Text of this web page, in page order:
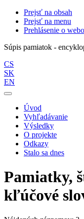
Prejsť na obsah
Prejsť na menu
Prehlásenie o
Súpis pamiatok -
CS
SK
EN
Úvod
Vyhľadávanie
Výsledky
O projekte
Odkazy
Stalo sa dnes
Pamiatky,
kľúčové